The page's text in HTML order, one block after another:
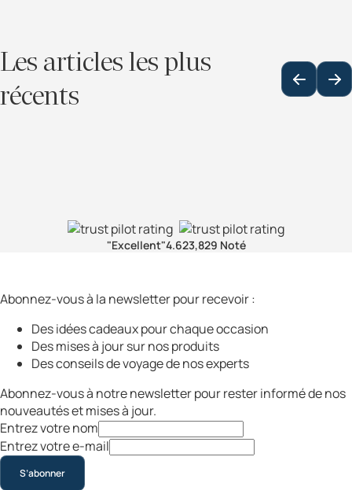
Les articles les plus
récents
"Excellent"4.623,829 Noté
Abonnez-vous à la newsletter pour recevoir :
Des idées cadeaux pour chaque occasion
Des mises à jour sur nos produits
Des conseils de voyage de nos experts
Abonnez-vous à notre newsletter pour rester informé de nos
nouveautés et mises à jour.
Entrez votre nom
Entrez votre e-mail
S’abonner